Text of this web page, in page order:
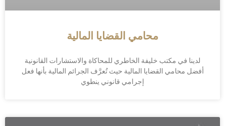
محامي القضايا المالية
لدينا في مكتب خليفة الخاطري للمحاكاة والاستشارات القانونية
أفضل محامي القضايا المالية حيث تُعرَّف الجرائم المالية بأنها فعل
إجرامي قانوني ينطوي